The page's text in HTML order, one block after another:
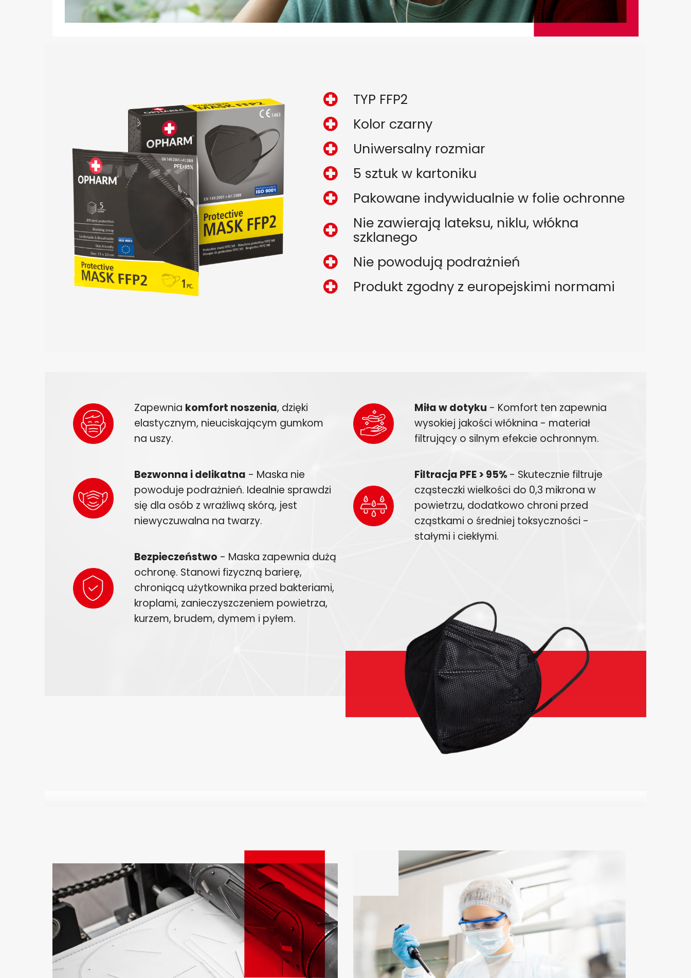
TYP FFP2
Kolor czarny
Uniwersalny rozmiar
5 sztuk w kartoniku
Pakowane indywidualnie w folie ochronne
Nie zawierają lateksu, niklu, włókna
szklanego
Nie powodują podrażnień
Produkt zgodny z europejskimi normami
Zapewnia komfort noszenia, dzięki
elastycznym, nieuciskającym gumkom
na uszy.
Bezwonna i delikatna - Maska nie
powoduje podrażnień. Idealnie sprawdzi
się dla osób z wrażliwą skórą, jest
niewyczuwalna na twarzy.
Bezpieczeństwo - Maska zapewnia dużą
ochronę. Stanowi fizyczną barierę,
chroniącą użytkownika przed bakteriami,
kroplami, zanieczyszczeniem powietrza,
kurzem, brudem, dymem i pyłem.
Miła w dotyku - Komfort ten zapewnia
wysokiej jakości włóknina - materiał
filtrujący o silnym efekcie ochronnym.
Filtracja PFE > 95% - Skutecznie filtruje
cząsteczki wielkości do 0,3 mikrona w
powietrzu, dodatkowo chroni przed
cząstkami o średniej toksyczności -
stałymi i ciekłymi.